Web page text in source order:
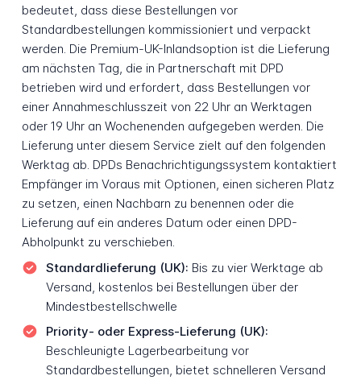
bedeutet, dass diese Bestellungen vor
Standardbestellungen kommissioniert und verpackt
werden. Die Premium-UK-Inlandsoption ist die Lieferung
am nächsten Tag, die in Partnerschaft mit DPD
betrieben wird und erfordert, dass Bestellungen vor
einer Annahmeschlusszeit von 22 Uhr an Werktagen
oder 19 Uhr an Wochenenden aufgegeben werden. Die
Lieferung unter diesem Service zielt auf den folgenden
Werktag ab. DPDs Benachrichtigungssystem kontaktiert
Empfänger im Voraus mit Optionen, einen sicheren Platz
zu setzen, einen Nachbarn zu benennen oder die
Lieferung auf ein anderes Datum oder einen DPD-
Abholpunkt zu verschieben.
Standardlieferung (UK): Bis zu vier Werktage ab
Versand, kostenlos bei Bestellungen über der
Mindestbestellschwelle
Priority- oder Express-Lieferung (UK):
Beschleunigte Lagerbearbeitung vor
Standardbestellungen, bietet schnelleren Versand